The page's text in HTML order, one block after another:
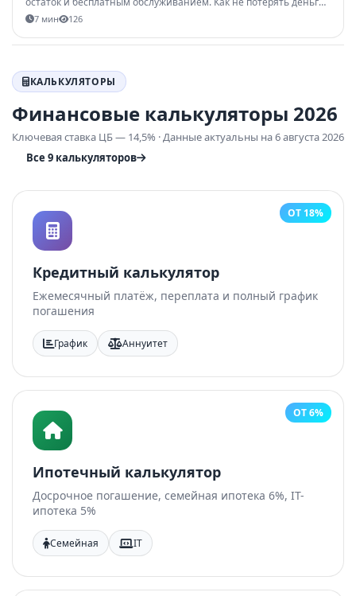
на комиссиях и выбрать карту под свой стиль жизни в 2026
7 мин 126
КАЛЬКУЛЯТОРЫ
Финансовые калькуляторы 2026
Ключевая ставка ЦБ — 14,5% · Данные актуальны на 6 августа 2026
Все 9 калькуляторов
ОТ 18%
Кредитный калькулятор
Ежемесячный платёж, переплата и полный график
погашения
График Аннуитет
ОТ 6%
Ипотечный калькулятор
Досрочное погашение, семейная ипотека 6%, IT-
ипотека 5%
Семейная IT